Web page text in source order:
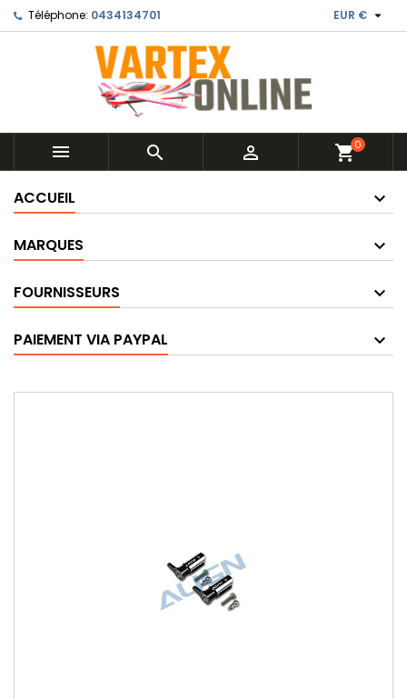
Téléphone: 0434134701 EUR € 
   shopping_cart0
ACCUEIL
MARQUES
FOURNISSEURS
PAIEMENT VIA PAYPAL